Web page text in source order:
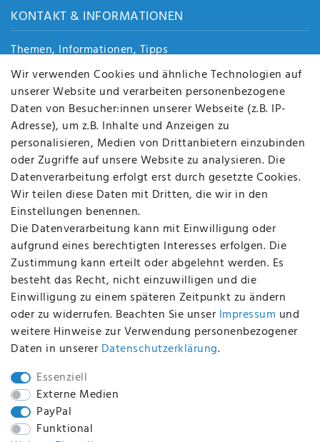
KONTAKT & INFORMATIONEN
Themen, Informationen, Tipps
Jobs
Über uns
Kontakt
Datenschutz
AGB
FAQ
Batterieentsorgung
Altölverordnung
Impressum
BEQUEM UND SICHER BEZAHLEN MIT
BEI UNS SIND SIE SICHER!
WIR VERSENDEN MIT
Wir verwenden Cookies und ähnliche Technologien auf
unserer Website und verarbeiten personenbezogene
Daten von Besucher:innen unserer Webseite (z.B. IP-
Adresse), um z.B. Inhalte und Anzeigen zu
personalisieren, Medien von Drittanbietern einzubinden
oder Zugriffe auf unsere Website zu analysieren. Die
Datenverarbeitung erfolgt erst durch gesetzte Cookies.
Wir teilen diese Daten mit Dritten, die wir in den
Einstellungen benennen.
Die Datenverarbeitung kann mit Einwilligung oder
aufgrund eines berechtigten Interesses erfolgen. Die
Zustimmung kann erteilt oder abgelehnt werden. Es
besteht das Recht, nicht einzuwilligen und die
Einwilligung zu einem späteren Zeitpunkt zu ändern
oder zu widerrufen. Beachten Sie unser Impressum und
weitere Hinweise zur Verwendung personenbezogener
Daten in unserer Daten­schutz­erklärung.
Essenziell
Externe Medien
PayPal
Funktional